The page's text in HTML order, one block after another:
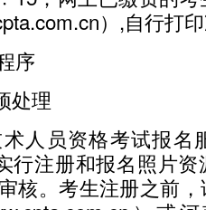
）,自行打
序
理
员资格考试报名
行注册和报名照片
核。考生注册之前